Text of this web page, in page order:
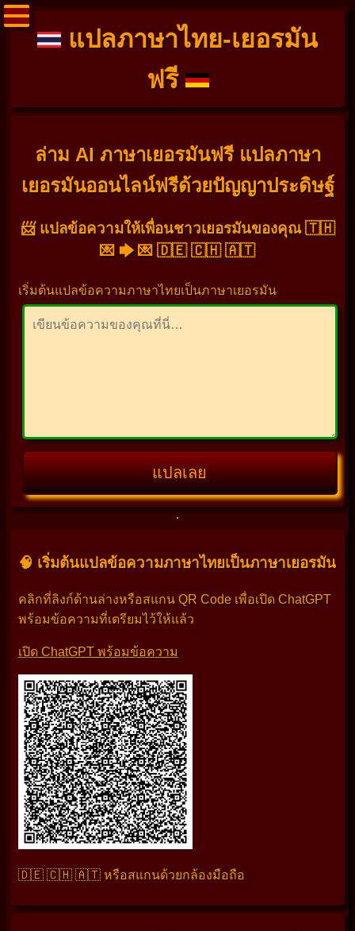
แปลภาษาไทย-เยอรมัน
ฟรี
ล่าม AI ภาษาเยอรมันฟรี แปลภาษา
เยอรมันออนไลน์ฟรีด้วยปัญญาประดิษฐ์
📨 แปลข้อความให้เพื่อนชาวเยอรมันของคุณ 🇹🇭
💌 🡆 💌 🇩🇪 🇨🇭 🇦🇹
เริ่มต้นแปลข้อความภาษาไทยเป็นภาษาเยอรมัน
แปลเลย
🧠 เริ่มต้นแปลข้อความภาษาไทยเป็นภาษาเยอรมัน
คลิกที่ลิงก์ด้านล่างหรือสแกน QR Code เพื่อเปิด ChatGPT
พร้อมข้อความที่เตรียมไว้ให้แล้ว
เปิด ChatGPT พร้อมข้อความ
🇩🇪 🇨🇭 🇦🇹 หรือสแกนด้วยกล้องมือถือ